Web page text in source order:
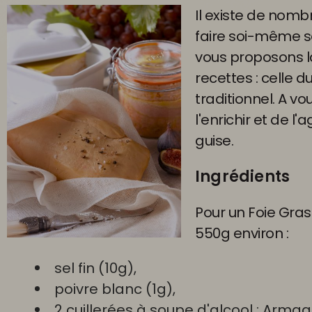
Il existe de
faire soi-même
vous proposons
recettes : celle
traditionnel. A
l'enrichir et de
guise.
Ingrédients
Pour un Foie
550g environ :
sel fin (10g),
poivre blanc (1g),